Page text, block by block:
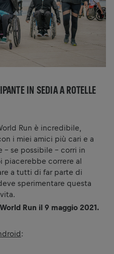
IN SEDIA A ROTELLE
Run è incredibile,
i miei amici più cari e a
- se possibile – corri in
piacerebbe correre al
a tutti di far parte di
sperimentare questa
Run il 9 maggio 2021.
: